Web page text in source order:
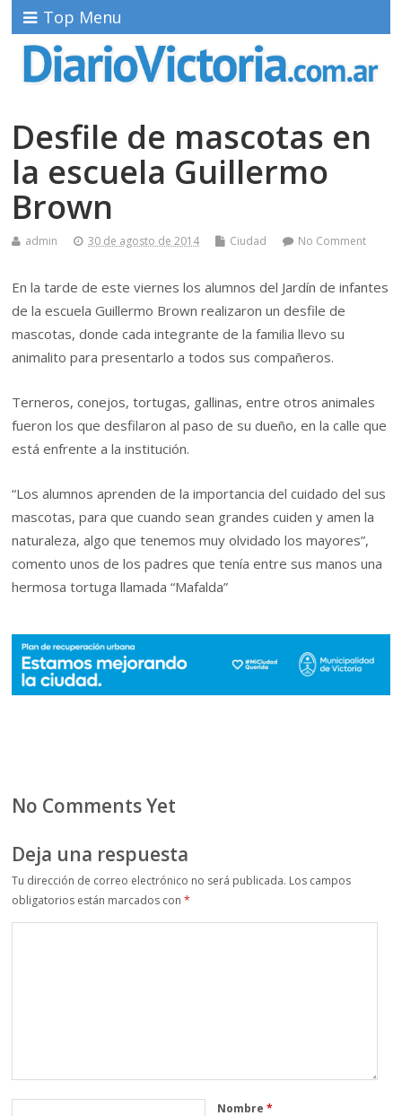
Top Menu
Desfile de mascotas en
la escuela Guillermo
Brown
admin 30 de agosto de 2014 Ciudad No Comment
En la tarde de este viernes los alumnos del Jardín de infantes
de la escuela Guillermo Brown realizaron un desfile de
mascotas, donde cada integrante de la familia llevo su
animalito para presentarlo a todos sus compañeros.
Terneros, conejos, tortugas, gallinas, entre otros animales
fueron los que desfilaron al paso de su dueño, en la calle que
está enfrente a la institución.
“Los alumnos aprenden de la importancia del cuidado del sus
mascotas, para que cuando sean grandes cuiden y amen la
naturaleza, algo que tenemos muy olvidado los mayores”,
comento unos de los padres que tenía entre sus manos una
hermosa tortuga llamada “Mafalda”
No Comments Yet
Deja una respuesta
Tu dirección de correo electrónico no será publicada. Los campos
obligatorios están marcados con*
Nombre*